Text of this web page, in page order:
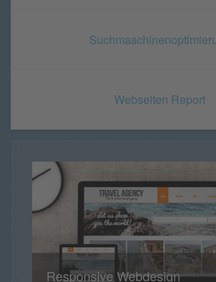
Webseiten Report
Responsive Webdesign